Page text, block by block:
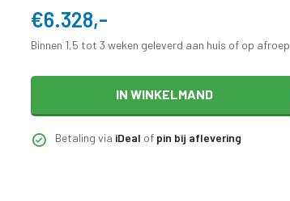
€6.328,-
Binnen 1,5 tot 3 weken geleverd aan huis of op afroep
IN WINKELMAND
Betaling via iDeal of pin bij aflevering